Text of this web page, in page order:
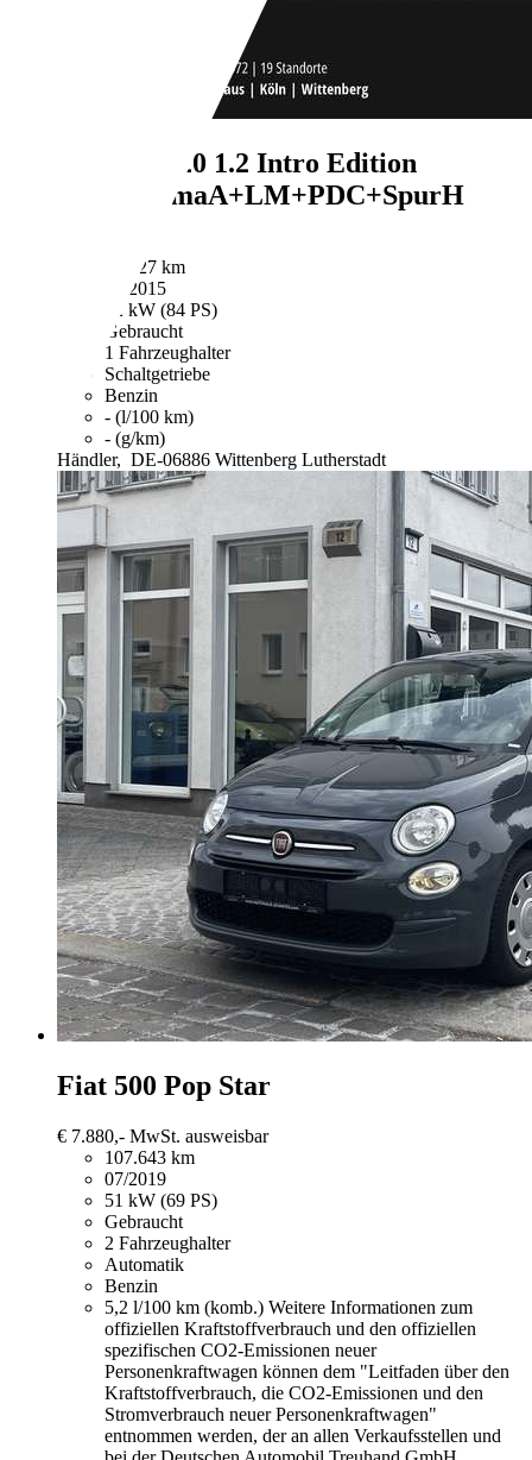
Hyundai i20 1.2 Intro Edition
SHZ+KlimaA+LM+PDC+SpurH
85.427 km
05/2015
62 kW (84 PS)
Gebraucht
1 Fahrzeughalter
Schaltgetriebe
Benzin
- (l/100 km)
- (g/km)
Händler, DE-06886 Wittenberg Lutherstadt
Fiat 500 Pop Star
€ 7.880,- MwSt. ausweisbar
107.643 km
07/2019
51 kW (69 PS)
Gebraucht
2 Fahrzeughalter
Automatik
Benzin
5,2 l/100 km (komb.) Weitere Informationen zum
offiziellen Kraftstoffverbrauch und den offiziellen
spezifischen CO2-Emissionen neuer
Personenkraftwagen können dem "Leitfaden über den
Kraftstoffverbrauch, die CO2-Emissionen und den
Stromverbrauch neuer Personenkraftwagen"
entnommen werden, der an allen Verkaufsstellen und